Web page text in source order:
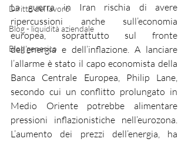
Diritto del lavoro
Blog - liquidità aziendale
Blog generico
La guerra in Iran rischia di avere
ripercussioni anche sull’economia
europea, soprattutto sul fronte
dell’energia e dell’inflazione. A lanciare
l’allarme è stato il capo economista della
Banca Centrale Europea, Philip Lane,
secondo cui un conflitto prolungato in
Medio Oriente potrebbe alimentare
pressioni inflazionistiche nell’eurozona.
L’aumento dei prezzi dell’energia, ha